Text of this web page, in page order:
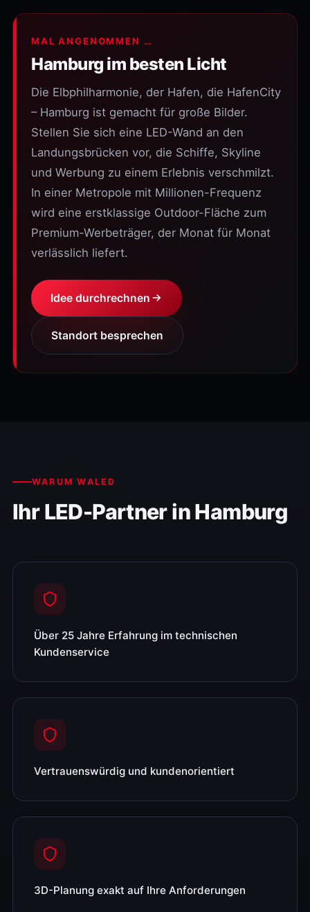
MAL ANGENOMMEN …
Hamburg im besten Licht
Die Elbphilharmonie, der Hafen, die HafenCity
– Hamburg ist gemacht für große Bilder.
Stellen Sie sich eine LED-Wand an den
Landungsbrücken vor, die Schiffe, Skyline
und Werbung zu einem Erlebnis verschmilzt.
In einer Metropole mit Millionen-Frequenz
wird eine erstklassige Outdoor-Fläche zum
Premium-Werbeträger, der Monat für Monat
verlässlich liefert.
Idee durchrechnen
Standort besprechen
WARUM WALED
Ihr LED-Partner in Hamburg
Über 25 Jahre Erfahrung im technischen
Kundenservice
Vertrauenswürdig und kundenorientiert
3D-Planung exakt auf Ihre Anforderungen